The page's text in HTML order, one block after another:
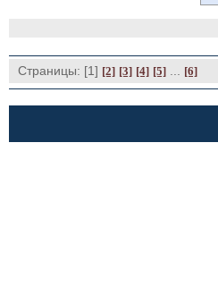
Страницы: [1] [2] [3] [4] [5] [6]